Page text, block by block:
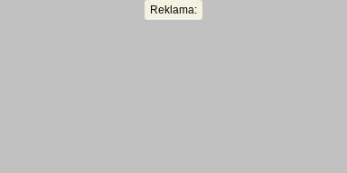
Reklama: